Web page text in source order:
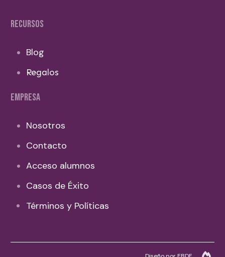
RECURSOS
Blog
Regalos
EMPRESA
Nosotros
Contacto
Acceso alumnos
Casos de Éxito
Términos y Políticas